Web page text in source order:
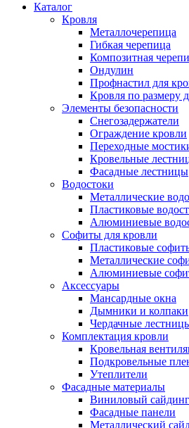
Каталог
Кровля
Металлочерепица
Гибкая черепица
Композитная
Ондулин
Профнастил для
Кровля по размеру
Элементы безопасности
Снегозадержатели
Ограждение кровли
Переходные
Кровельные
Фасадные лестницы
Водостоки
Металлические
Пластиковые
Алюминиевые
Софиты для кровли
Пластиковые
Металлические
Алюминиевые
Аксессуары
Мансардные окна
Дымники и колпаки
Чердачные
Комплектация кровли
Кровельная
Подкровельные
Утеплители
Фасадные материалы
Виниловый сайдинг
Фасадные панели
Металлический